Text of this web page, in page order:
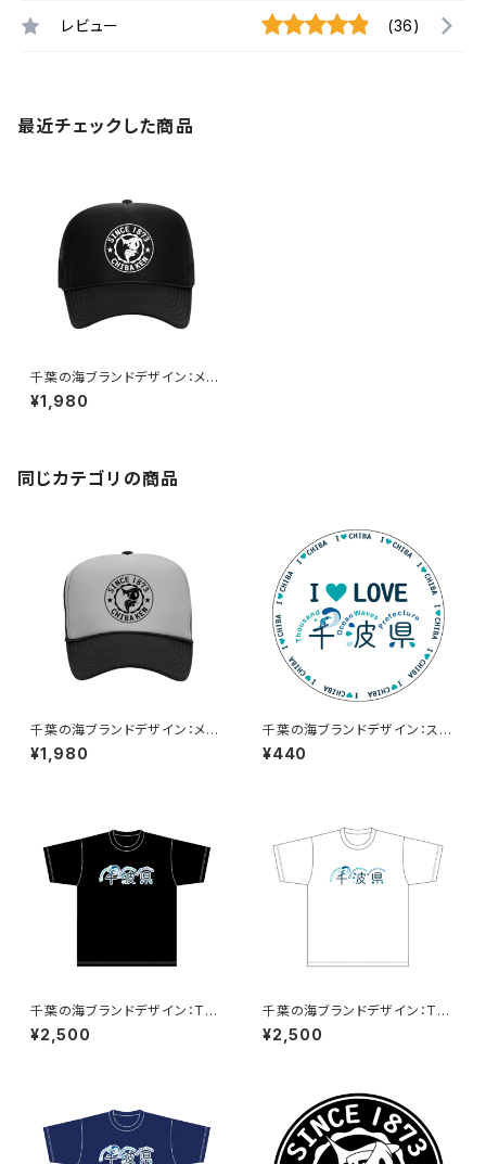
レビュー (36)
最近チェックした商品
千葉の海ブランドデザイン：メッ
シュキャップ（ブラック）
¥1,980
同じカテゴリの商品
千葉の海ブランドデザイン：メッ
シュキャップ（ホワイト）
¥1,980
千葉の海ブランドデザイン：ステ
ッカー3
¥440
千葉の海ブランドデザイン：Tシ
ャツ（Black）
¥2,500
千葉の海ブランドデザイン：Tシ
ャツ（White）
¥2,500